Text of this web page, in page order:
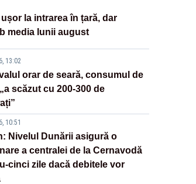
la intrarea în țară, dar
media lunii august
13:02
orar de seară, consumul de
scăzut cu 200-300 de
10:51
Nivelul Dunării asigură o
a centralei de la Cernavodă
cinci zile dacă debitele vor